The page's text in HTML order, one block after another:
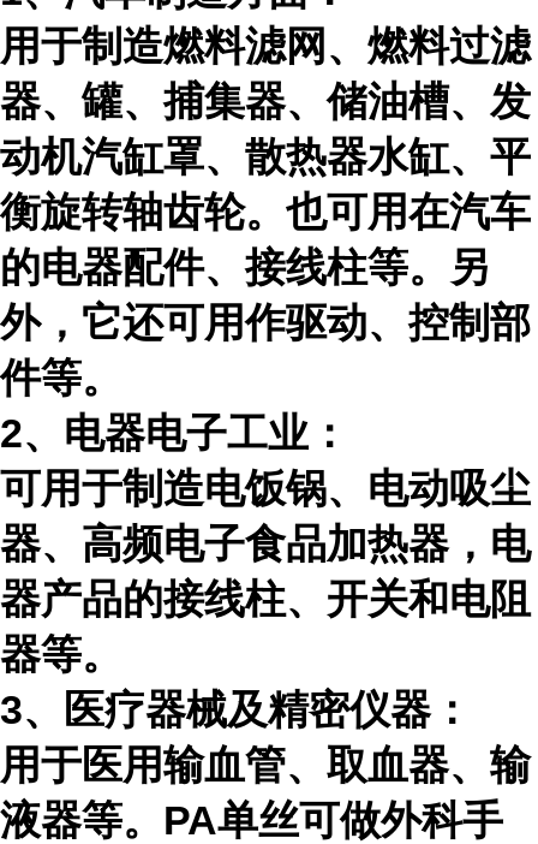
用于制造燃料滤网、燃料过滤
器、罐、捕集器、储油槽、发
动机汽缸罩、散热器水缸、平
衡旋转轴齿轮。也可用在汽车
的电器配件、接线柱等。另
外，它还可用作驱动、控制部
件等。
2、电器电子工业：
可用于制造电饭锅、电动吸尘
器、高频电子食品加热器，电
器产品的接线柱、开关和电阻
器等。
3、医疗器械及精密仪器：
用于医用输血管、取血器、输
液器等。 PA单丝可做外科手